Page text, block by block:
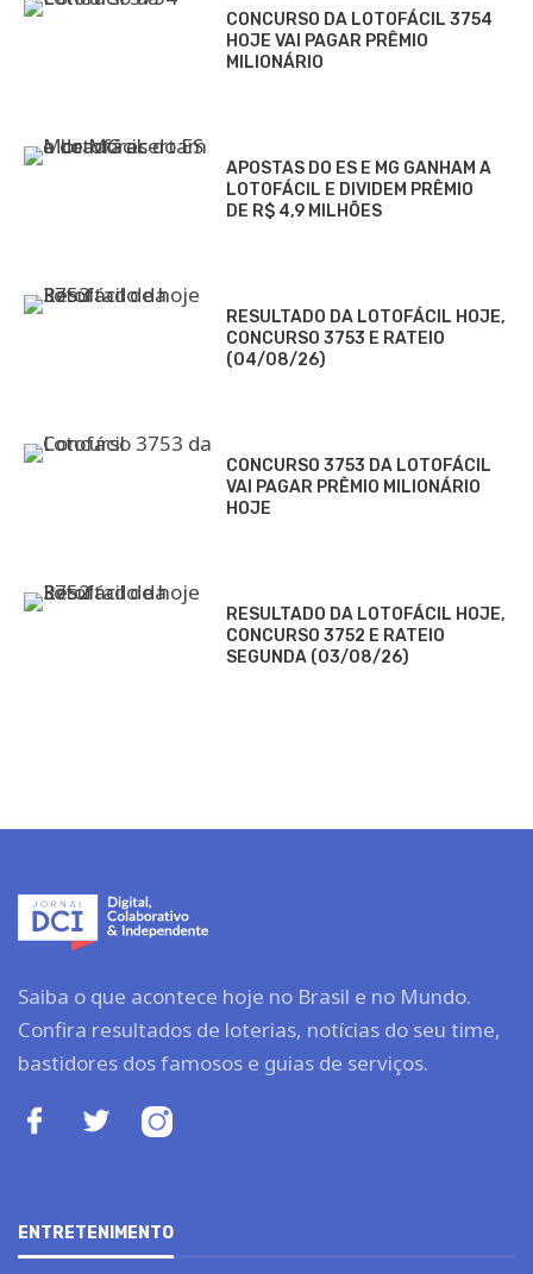
CONCURSO DA LOTOFÁCIL 3754
HOJE VAI PAGAR PRÊMIO
MILIONÁRIO
APOSTAS DO ES E MG GANHAM A
LOTOFÁCIL E DIVIDEM PRÊMIO
DE R$ 4,9 MILHÕES
RESULTADO DA LOTOFÁCIL HOJE,
CONCURSO 3753 E RATEIO
(04/08/26)
CONCURSO 3753 DA LOTOFÁCIL
VAI PAGAR PRÊMIO MILIONÁRIO
HOJE
RESULTADO DA LOTOFÁCIL HOJE,
CONCURSO 3752 E RATEIO
SEGUNDA (03/08/26)
Saiba o que acontece hoje no Brasil e no Mundo.
Confira resultados de loterias, notícias do seu time,
bastidores dos famosos e guias de serviços.
ENTRETENIMENTO